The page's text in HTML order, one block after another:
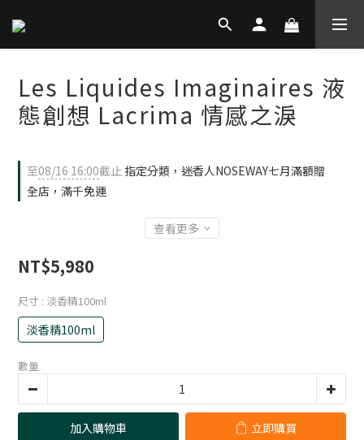
Les Liquides Imaginaires 液
態創想 Lacrima 情感之淚
至08/16 16:00截止 指定分類，迷香人NOSEWAY七月滿額贈
全店，滿千免運
查看更多
NT$5,980
尺寸 : 淡香精100ml
淡香精100ml
數量
加入購物車 立即購買